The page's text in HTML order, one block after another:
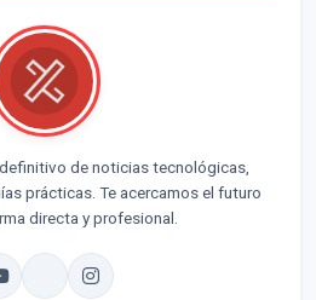
de noticias tecnológicas,
prácticas. Te acercamos el futuro
directa y profesional.